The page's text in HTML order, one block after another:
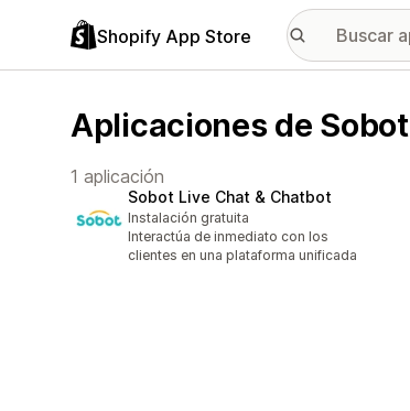
Shopify App Store
Aplicaciones de Sobot
1 aplicación
Sobot Live Chat & Chatbot
Instalación gratuita
Interactúa de inmediato con los
clientes en una plataforma unificada